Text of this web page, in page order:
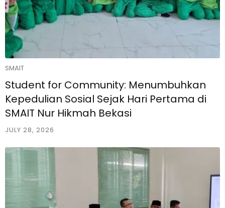
SMAIT
Student for Community: Menumbuhkan
Kepedulian Sosial Sejak Hari Pertama di
SMAIT Nur Hikmah Bekasi
JULY 28, 2026